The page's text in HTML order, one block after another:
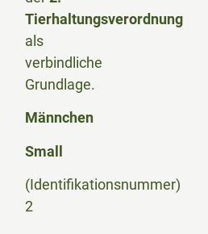
Tierhaltungsverordnung
als
verbindliche
Grundlage.
Männchen
Small
(Identifikationsnummer)
2